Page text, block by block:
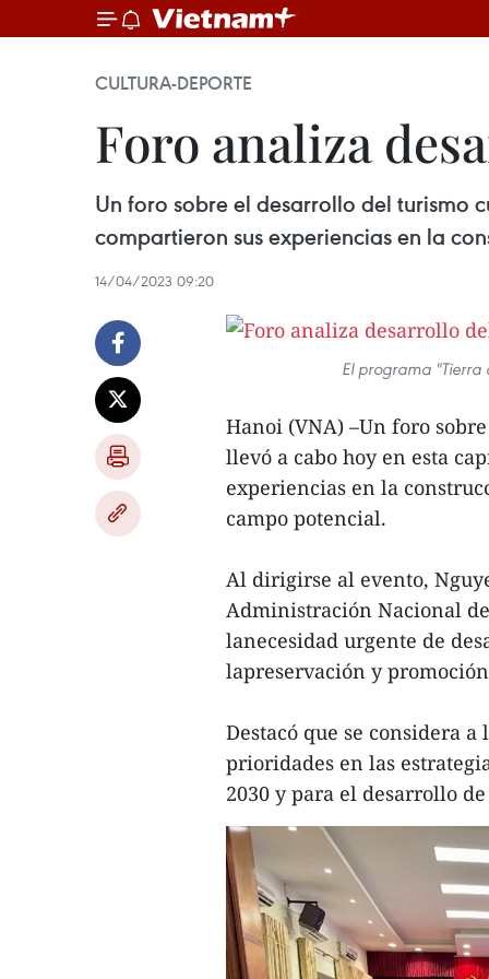
CULTURA-DEPORTE
Foro analiza
Un foro sobre el desarrollo del turismo
compartieron sus experiencias en la
14/04/2023 09:20
El programa "Tierra
Hanoi (VNA) –Un foro
llevó a cabo hoy en esta
experiencias en la
campo potencial.
Al dirigirse al evento,
Administración Nacional
lanecesidad urgente de
lapreservación y
Destacó que se considera
prioridades en las
2030 y para el desarrollo